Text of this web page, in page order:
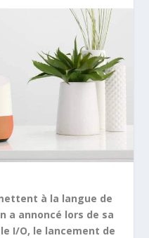
à la langue de
a annoncé lors de sa
I/O, le lancement de